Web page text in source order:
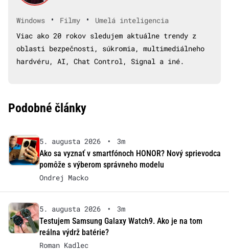
Windows • Filmy •
Umelá inteligencia
Viac ako 20 rokov sledujem aktuálne trendy z
oblasti bezpečnosti, súkromia, multimediálneho
hardvéru, AI, Chat Control, Signal a iné.
Podobné články
5. augusta 2026 •
3m
Ako sa vyznať v smartfónoch HONOR? Nový sprievodca
pomôže s výberom správneho modelu
Ondrej Macko
5. augusta 2026 •
3m
Testujem Samsung Galaxy Watch9. Ako je na tom
reálna výdrž batérie?
Roman Kadlec